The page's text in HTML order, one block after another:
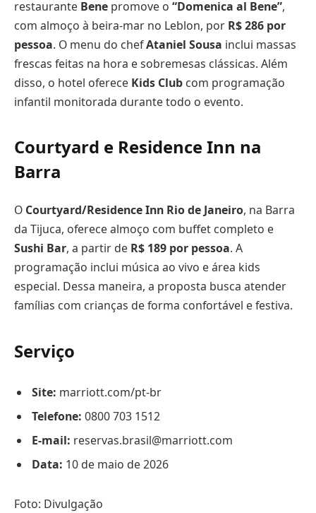
restaurante Bene promove o “Domenica al Bene”,
com almoço à beira-mar no Leblon, por R$ 286 por
pessoa. O menu do chefAtaniel Sousa inclui massas
frescas feitas na hora e sobremesas clássicas. Além
disso, o hotel oferece Kids Club com programação
infantil monitorada durante todo o evento.
Courtyard e Residence Inn na
Barra
O Courtyard/Residence Inn Rio de Janeiro, na Barra
da Tijuca, oferece almoço com buffet completo e
Sushi Bar, a partir de R$ 189 por pessoa. A
programação inclui música ao vivo e área kids
especial. Dessa maneira, a proposta busca atender
famílias com crianças de forma confortável e festiva.
Serviço
Site: marriott.com/pt-br
Telefone: 0800 703 1512
E-mail: reservas.brasil@marriott.com
Data: 10 de maio de 2026
Foto: Divulgação